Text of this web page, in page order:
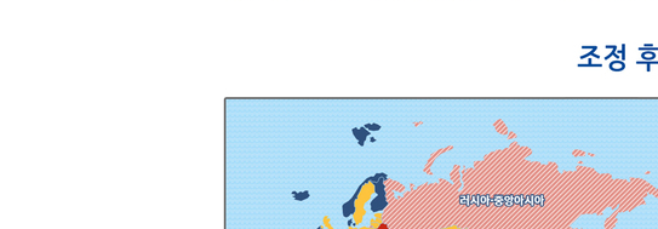
[속보]코스닥, 2.86포인트(0.36%) 내린 798.81마감
[속보]코스피, 6200선 약보합…0.60% 내린 6258.77에 마쳐
[속보]원·달러 환율, 7.7원 내린 1416.1원 마감
[속보] 노원서 40.1도 관측…서울, 2018년 이후 첫 40도